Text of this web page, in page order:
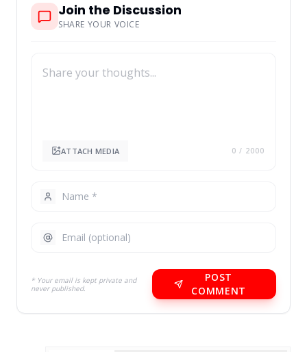
Join the Discussion
SHARE YOUR VOICE
ATTACH MEDIA 0 / 2000
* Your email is kept private and
never published.
POST
COMMENT